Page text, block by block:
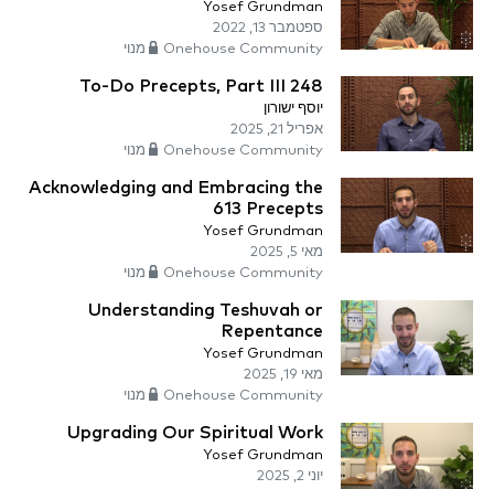
Yosef Grundman
ספטמבר 13, 2022
Onehouse Community מנוי
248 To-Do Precepts, Part III
יוסף ישורון
אפריל 21, 2025
Onehouse Community מנוי
Acknowledging and Embracing the
613 Precepts
Yosef Grundman
מאי 5, 2025
Onehouse Community מנוי
Understanding Teshuvah or
Repentance
Yosef Grundman
מאי 19, 2025
Onehouse Community מנוי
Upgrading Our Spiritual Work
Yosef Grundman
יוני 2, 2025